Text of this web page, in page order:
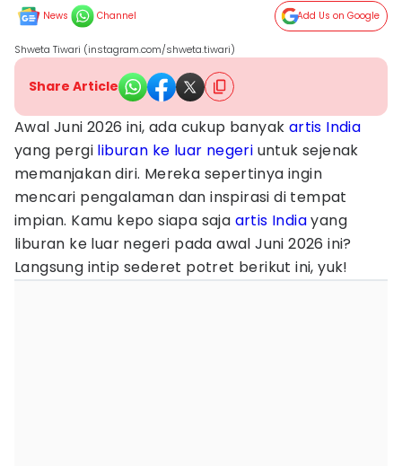
News Channel Add Us on Google
Shweta Tiwari (instagram.com/shweta.tiwari)
Share Article
Awal Juni 2026 ini, ada cukup banyak artis India
yang pergi liburan ke luar negeri untuk sejenak
memanjakan diri. Mereka sepertinya ingin
mencari pengalaman dan inspirasi di tempat
impian. Kamu kepo siapa saja artis Indiayang
liburan ke luar negeri pada awal Juni 2026 ini?
Langsung intip sederet potret berikut ini, yuk!